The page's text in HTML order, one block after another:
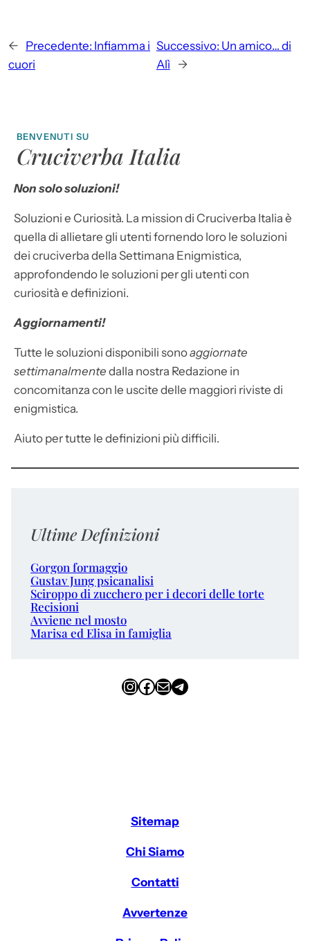
← Precedente: Infiamma i
cuori
Successivo: Un amico… di
Alì
→
BENVENUTI SU
Cruciverba Italia
Non solo soluzioni!
Soluzioni e Curiosità. La mission di Cruciverba Italia è
quella di allietare gli utenti fornendo loro le soluzioni
dei cruciverba della Settimana Enigmistica,
approfondendo le soluzioni per gli utenti con
curiosità e definizioni.
Aggiornamenti!
Tutte le soluzioni disponibili sonoaggiornate
settimanalmente dalla nostra Redazione in
concomitanza con le uscite delle maggiori riviste di
enigmistica.
Aiuto per tutte le definizioni più difficili.
Ultime Definizioni
Gorgon formaggio
Gustav Jung psicanalisi
Sciroppo di zucchero per i decori delle torte
Recisioni
Avviene nel mosto
Marisa ed Elisa in famiglia
InstagramFacebook Email Telegram
Sitemap
Chi Siamo
Contatti
Avvertenze